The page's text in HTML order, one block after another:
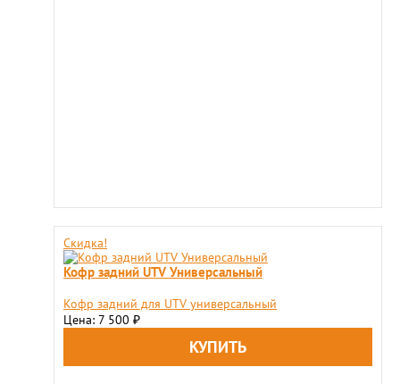
Скидка!
Кофр задний UTV Универсальный
Кофр задний для UTV универсальный
Цена: 7 500 ₽